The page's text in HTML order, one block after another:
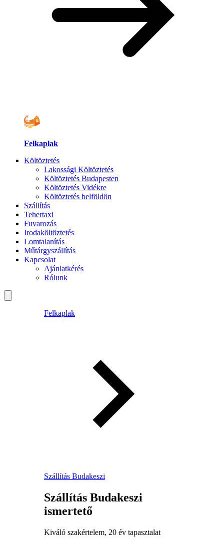
Felkaplak
Költöztetés
Lakossági Költöztetés
Költöztetés Budapesten
Költöztetés Vidékre
Költöztetés belföldön
Szállítás
Tehertaxi
Fuvarozás
Irodaköltöztetés
Lomtalanítás
Műtárgyszállítás
Kapcsolat
Ajánlatkérés
Rólunk
Felkaplak
Szállítás Budakeszi
Szállítás Budakeszi
ismertető
Kiváló szakértelem, 20 év tapasztalat